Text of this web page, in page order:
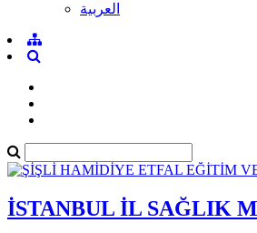
العربية
İSTANBUL İL SAĞLIK